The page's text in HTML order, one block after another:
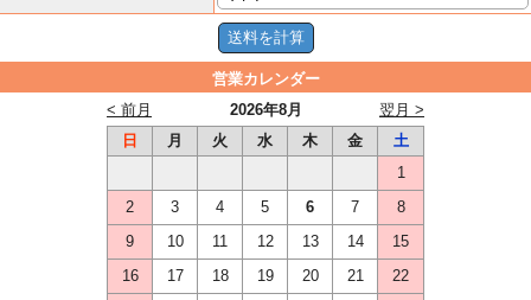
営業カレンダー
2026年8月
< 前月
翌月 >
日
月 火 水 木 金
土
1
2
3 4 5 6 7
8
9
10 11 12 13 14
15
16
17 18 19 20 21
22